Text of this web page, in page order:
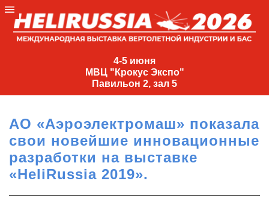
4-5 июня
МВЦ "Крокус Экспо"
Павильон 2, зал 5
4-
МВЦ
Экспо"
Павильон
2,
зал
5
АО «Аэроэлектромаш» показала
свои новейшие инновационные
разработки на выставке
«HeliRussia 2019».